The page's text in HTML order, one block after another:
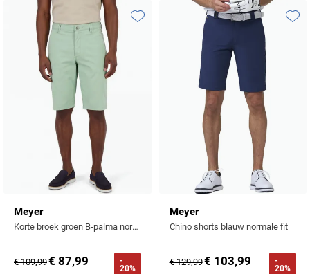
Meyer
Korte broek groen B-palma normale fit
€ 109,99€ 87,99
-
20%
Toevoegen aan favorieten
Meyer
Chino shorts blauw normale fit
€ 129,99€ 103,99
-
20%